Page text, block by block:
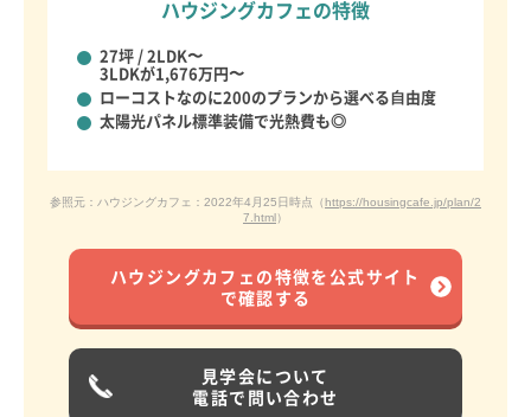
ハウジングカフェの特徴
27坪 / 2LDK〜
3LDKが1,676万円〜
ローコストなのに200のプランから選べる⾃由度
太陽光パネル標準装備で光熱費も◎
参照元：ハウジングカフェ：2022年4月25日時点（https://housingcafe.jp/plan/2
7.html）
ハウジングカフェの特徴を公式サイト
で確認する
見学会について
電話で問い合わせ